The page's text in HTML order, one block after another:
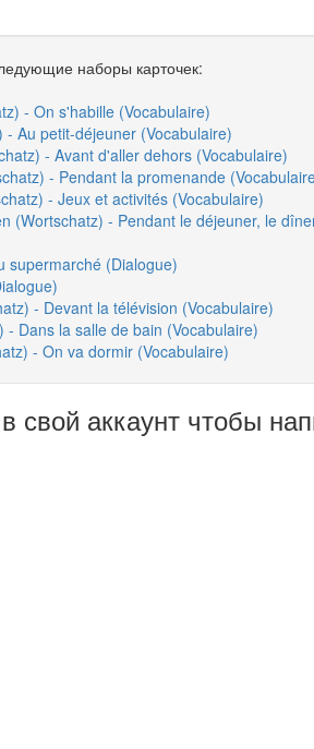
наборы карточек:
- On s'habille (Vocabulaire)
Au petit-déjeuner (Vocabulaire)
- Avant d'aller dehors (Vocabulaire)
- Pendant la promenande
- Jeux et activités (Vocabulaire)
(Wortschatz) - Pendant le déjeuner, le
supermarché (Dialogue)
- Devant la télévision (Vocabulaire)
Dans la salle de bain (Vocabulaire)
- On va dormir (Vocabulaire)
свой аккаунт чтобы